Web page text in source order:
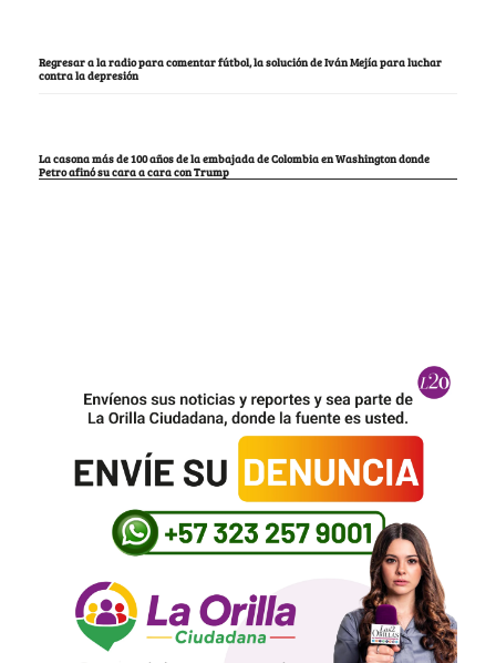
Regresar a la radio para comentar fútbol, la solución de Iván Mejía para luchar
contra la depresión
La casona más de 100 años de la embajada de Colombia en Washington donde
Petro afinó su cara a cara con Trump